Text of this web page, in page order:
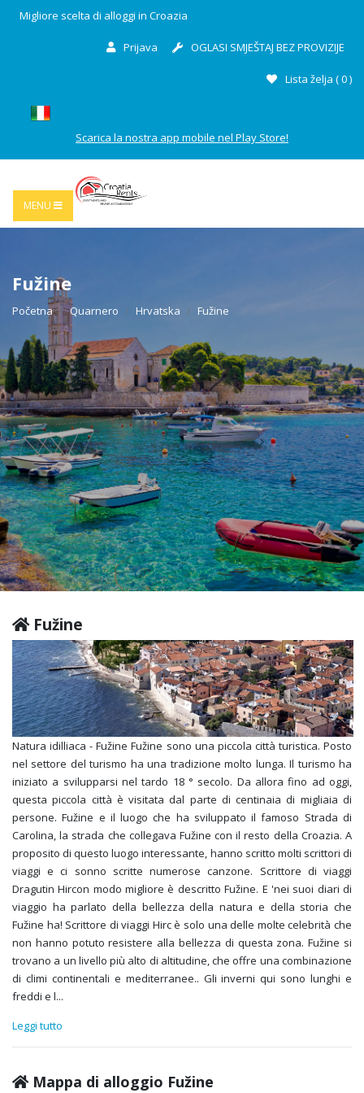
Migliore scelta di alloggi in Croazia
Prijava OGLASI SMJEŠTAJ BEZ PROVIZIJE
Lista želja (0)
Scarica la nostra app mobile nel Play Store!
MENU
Fužine
Početna Quarnero Hrvatska Fužine
Fužine
Natura idilliaca - Fužine Fužine sono una piccola città turistica. Posto
nel settore del turismo ha una tradizione molto lunga. Il turismo ha
iniziato a svilupparsi nel tardo 18 ° secolo. Da allora fino ad oggi,
questa piccola città è visitata dal parte di centinaia di migliaia di
persone. Fužine e il luogo che ha sviluppato il famoso Strada di
Carolina, la strada che collegava Fužine con il resto della Croazia. A
proposito di questo luogo interessante, hanno scritto molti scrittori di
viaggi e ci sonno scritte numerose canzone. Scrittore di viaggi
Dragutin Hircon modo migliore è descritto Fužine. E 'nei suoi diari di
viaggio ha parlato della bellezza della natura e della storia che
Fužine ha! Scrittore di viaggi Hirc è solo una delle molte celebrità che
non hanno potuto resistere alla bellezza di questa zona. Fužine si
trovano a un livello più alto di altitudine, che offre una combinazione
di climi continentali e mediterranee.. Gli inverni qui sono lunghi e
freddi e l...
Leggi tutto
Mappa di alloggio Fužine